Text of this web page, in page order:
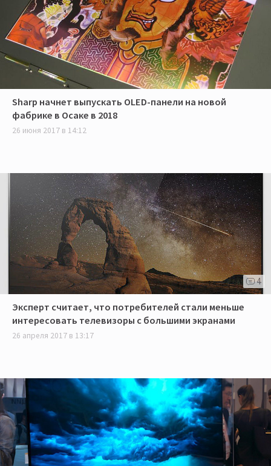
Sharp начнет выпускать OLED-панели на новой
фабрике в Осаке в 2018
26 июня 2017 в 14:12
4
Эксперт считает, что потребителей стали меньше
интересовать телевизоры с большими экранами
26 апреля 2017 в 13:17